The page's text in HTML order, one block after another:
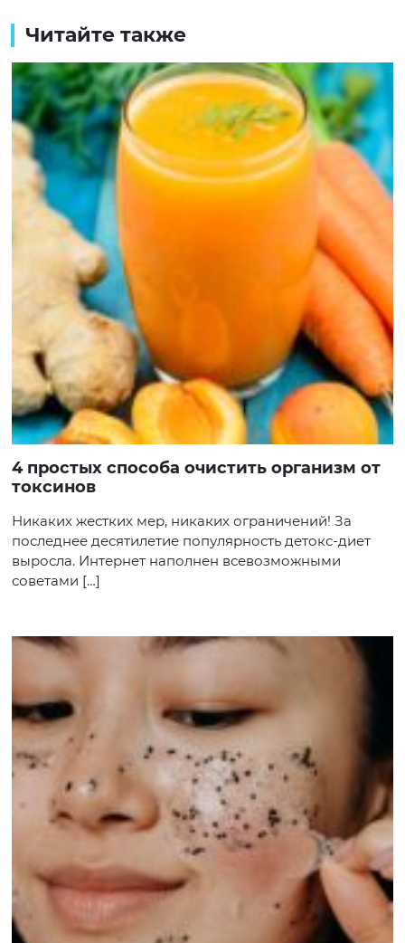
Читайте также
4 простых способа очистить организм от
токсинов
Никаких жестких мер, никаких ограничений! За
последнее десятилетие популярность детокс-диет
выросла. Интернет наполнен всевозможными
советами […]